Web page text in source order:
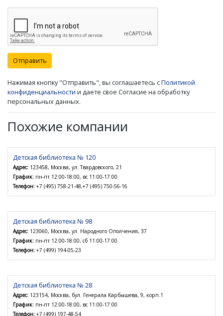
Отправить
Нажимая кнопку "Отправить", вы соглашаетесь сПолитикой
конфиденциальности и даете свое Согласие на обработку
персональных данных.
Похожие компании
Детская библиотека № 120
Адрес: 123458, Москва, ул. Твардовского, 21
График: пн-пт 12:00-18:00, вс 11:00-17:00
Телефон: +7 (495) 758-21-48,+7 (495) 750-56-16
Детская библиотека № 98
Адрес: 123060, Москва, ул. Народного Ополчения, 37
График: пн-пт 12:00-18:00, сб 11:00-17:00
Телефон: +7 (499) 194-05-23
Детская библиотека № 28
Адрес: 123154, Москва, бул. Генерала Карбышева, 9, корп.1
График: пн-пт 12:00-18:00, вс 11:00-17:00
Телефон: +7 (499) 197-48-54